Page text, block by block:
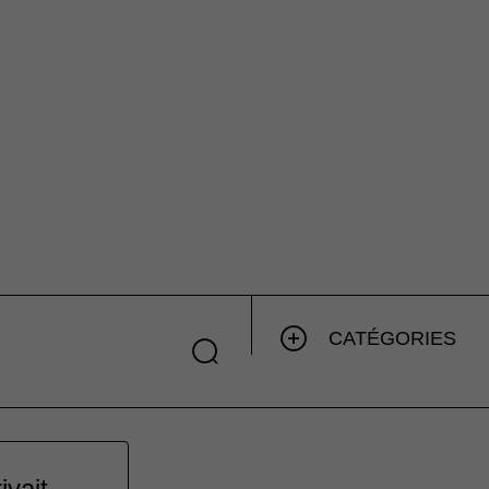
CATÉGORIES